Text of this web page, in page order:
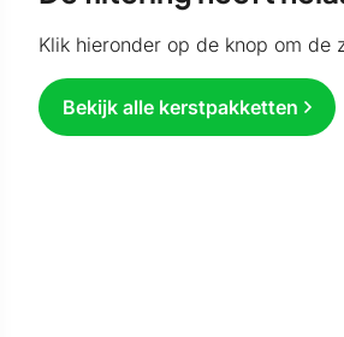
Klik hieronder op de knop om de
Bekijk alle kerstpakketten